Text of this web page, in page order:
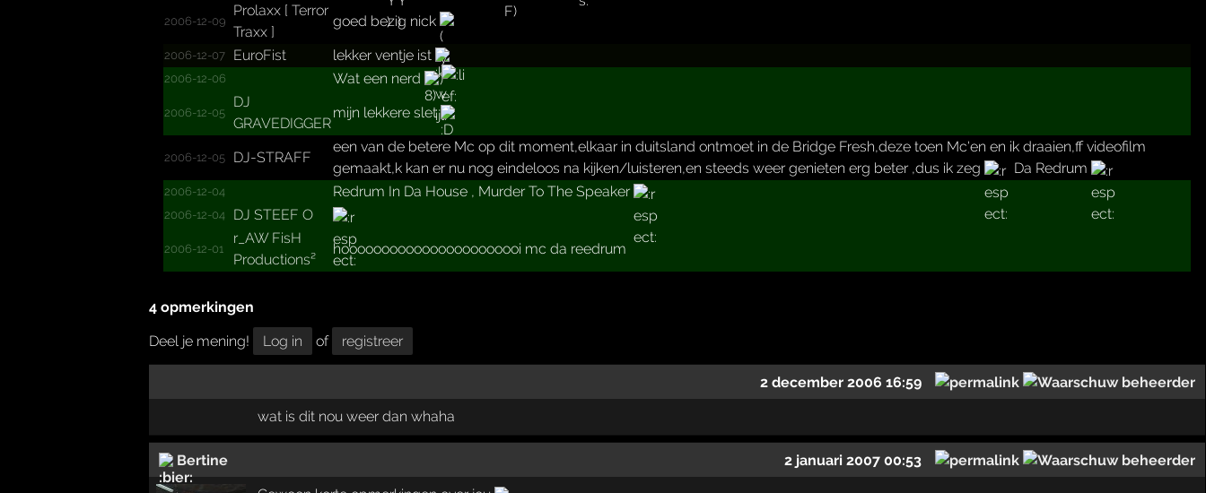
2006-12-09
Prolaxx [ Terror
Traxx ]
goed bezig nick
2006-12-07 EuroFist lekker ventje ist
2006-12-06 Wat een nerd
2006-12-05
DJ
GRAVEDIGGER
mijn lekkere slet
2006-12-05 DJ-STRAFF
een van de betere Mc op dit moment,elkaar in duitsland ontmoet in de Bridge Fresh,deze toen Mc'en en ik draaien,ff videofilm
gemaakt,k kan er nu nog eindeloos na kijken/luisteren,en steeds weer genieten erg beter ,dus ik zeg
Da Redrum
2006-12-04 Redrum In Da House , Murder To The Speaker
2006-12-04 DJ STEEF O
2006-12-01
r_­AW FisH
Produc­tions²
hooooooooooooooooooooooi mc da reedrum
4 opmerkingen
Deel je mening!
Log in of registreer
2 december 2006 16:59
wat is dit nou weer dan whaha
Bertine 2 januari 2007 00:53